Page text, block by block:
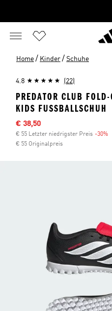
Home / Kinder / Schuhe
4.8 (22)
PREDATOR CLUB
KIDS FUSSBALLSCHUH
Sale-Preis
€ 38,50
€ 55 Letzter niedrigster Preis -30%
€ 55 Originalpreis